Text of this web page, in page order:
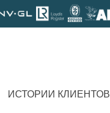
ИСТОРИИ КЛИЕНТОВ